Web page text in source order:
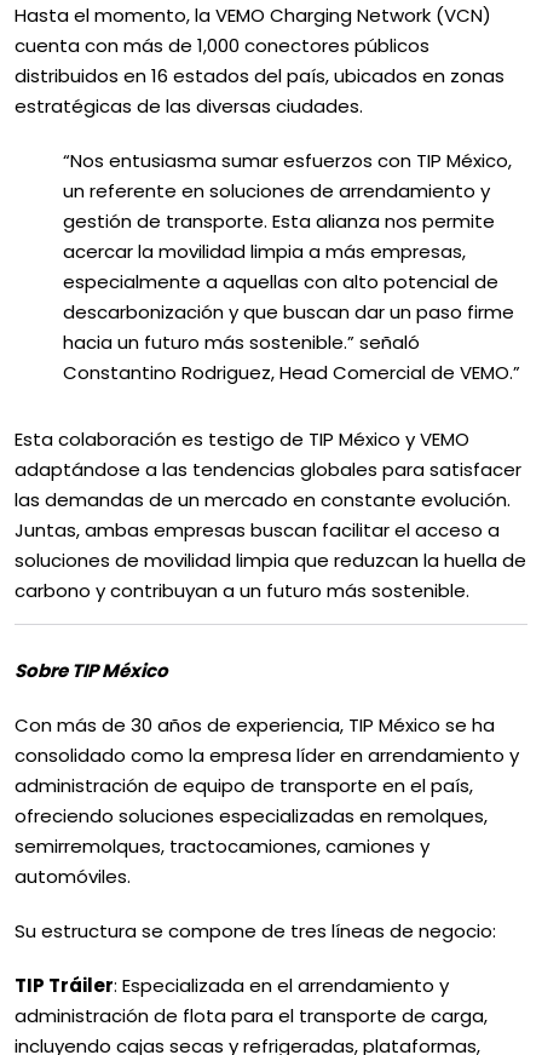
Hasta el momento, la VEMO Charging Network (VCN)
cuenta con más de 1,000 conectores públicos
distribuidos en 16 estados del país, ubicados en zonas
estratégicas de las diversas ciudades.
“Nos entusiasma sumar esfuerzos con TIP México,
un referente en soluciones de arrendamiento y
gestión de transporte. Esta alianza nos permite
acercar la movilidad limpia a más empresas,
especialmente a aquellas con alto potencial de
descarbonización y que buscan dar un paso firme
hacia un futuro más sostenible.” señaló
Constantino Rodriguez, Head Comercial de VEMO.”
Esta colaboración es testigo de TIP México y VEMO
adaptándose a las tendencias globales para satisfacer
las demandas de un mercado en constante evolución.
Juntas, ambas empresas buscan facilitar el acceso a
soluciones de movilidad limpia que reduzcan la huella de
carbono y contribuyan a un futuro más sostenible.
Sobre TIP México
Con más de 30 años de experiencia, TIP México se ha
consolidado como la empresa líder en arrendamiento y
administración de equipo de transporte en el país,
ofreciendo soluciones especializadas en remolques,
semirremolques, tractocamiones, camiones y
automóviles.
Su estructura se compone de tres líneas de negocio:
TIP Tráiler: Especializada en el arrendamiento y
administración de flota para el transporte de carga,
incluyendo cajas secas y refrigeradas, plataformas,